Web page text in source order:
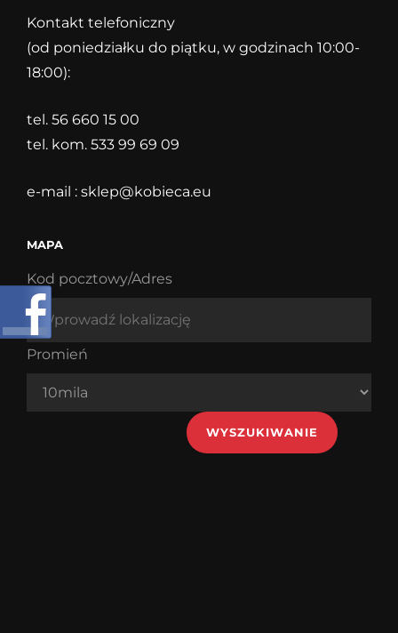
Kontakt telefoniczny
(od poniedziałku do piątku, w godzinach 10:00-
18:00):
tel. 56 660 15 00
tel. kom. 533 99 69 09
e-mail : sklep@kobieca.eu
MAPA
Kod pocztowy/Adres
Promień